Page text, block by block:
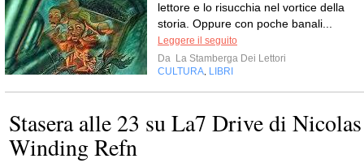
lettore e lo risucchia nel vortice della
storia. Oppure con poche banali...
Leggere il seguito
Da La Stamberga Dei Lettori
CULTURA LIBRI
Stasera alle 23 su La7 Drive di Nicolas
Winding Refn